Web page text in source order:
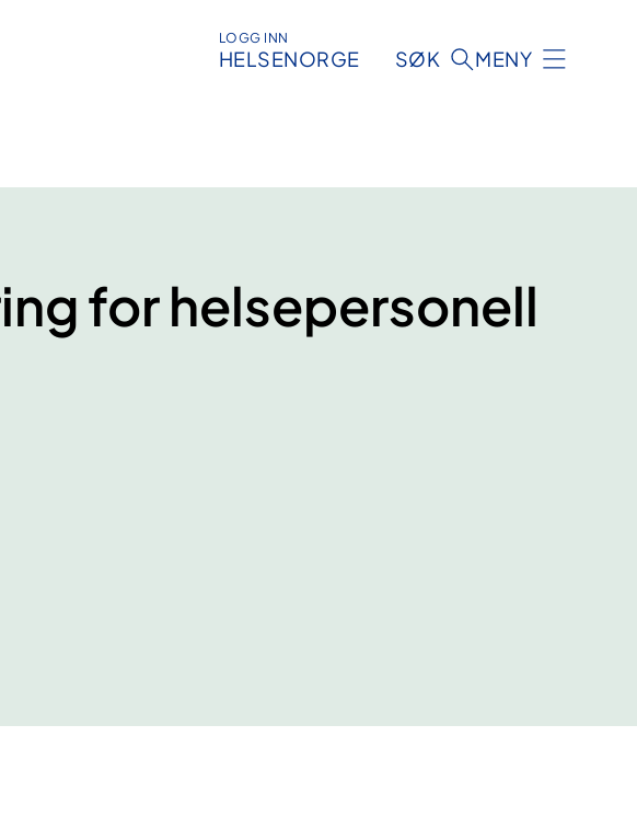
LOGG INN
HELSENORGE SØK MENY
for helsepersonell